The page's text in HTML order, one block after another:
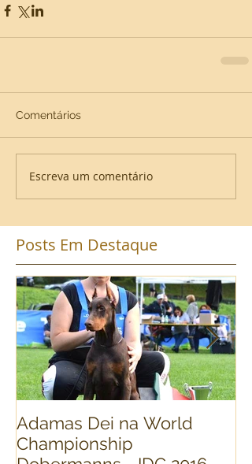
Comentários
Escreva um comentário
Posts Em Destaque
Adamas Dei na World
Championship